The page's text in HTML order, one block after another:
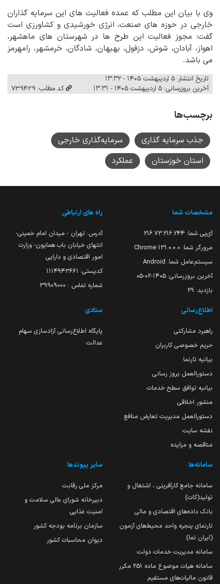
وی با بیان این مطلب که عمده فعالیت های این سرمایه گذاران
خارجی در حوزه های صنعت، انرژی خورشیدی و کشاورزی است
گفت: مجوز فعالیت این طرح ها در شهرستان های ماهشهر،
اهواز، آبادان، شوش، دزفول، بهبهان، شادگان، خرمشهر، رامهرمز
می باشد.
تاریخ انتشار: ۵ اردیبهشت ۱۴۰۵ - ۱۳:۳۲
آخرین بروزرسانی: ۵ اردیبهشت ۱۴۰۵ - ۱۳:۳۱
کد مطلب: 739429
برچسب‌ها
جذب سرمایه گذاری
سرمایه‌گذاری خارجی
استان خوزستان
عملکرد
مشخصات شما
آی‌پی شما: 216.73.216.244
مرورگر شما: 131.0.0.0 Chrome
سیستم‌عامل شما: Android
آخرین بروزرسانی: ۱۴۰۵-۰۲-۰۵
بازدید: 29
راه های ارتباطی
آدرس: تهران - میدان امام خمینی-
انتهای خیابان باب همایون- وزارت
امور اقتصادی و دارایی
کدپستی: ۱۱۱۴۹۴۳۶۶۱
شماره تماس : 39909000
اطلاع‌رسانی
راهبرد مشارکتی
حریم خصوصی کاربران
بیانیه تارنما
دستورالعمل بروز رسانی
بیانیه توافق سطح خدمات
منشور اخلاقی
دستورالعمل مدیریت تعارض منافع
نقشه سایت
مناقصه و مزایده
ستادی
پایگاه اطلاع‌رسانی آزادسازی سهام
عدالت
سامانه‌ها
سامانه جامع کارآفرینی ، اشتغال و
تولید(کات)
بانک داده‌های اقتصادی و مالی
تارنمای پنجره واحد محیط‌های آزمون
(ایران تما)
سامانه مدیریت خدمات دولت
سامانه هیات موضوع ماده 251 مکرر
قانون مالیات‌های مستقیم
سایر پیوندها
مرکز ملی رقابت
دبیرخانه شورای عالی سلامت و
امنیت غذایی
سازمان برنامه بودجه کشور
دیوان محاسبات کشور